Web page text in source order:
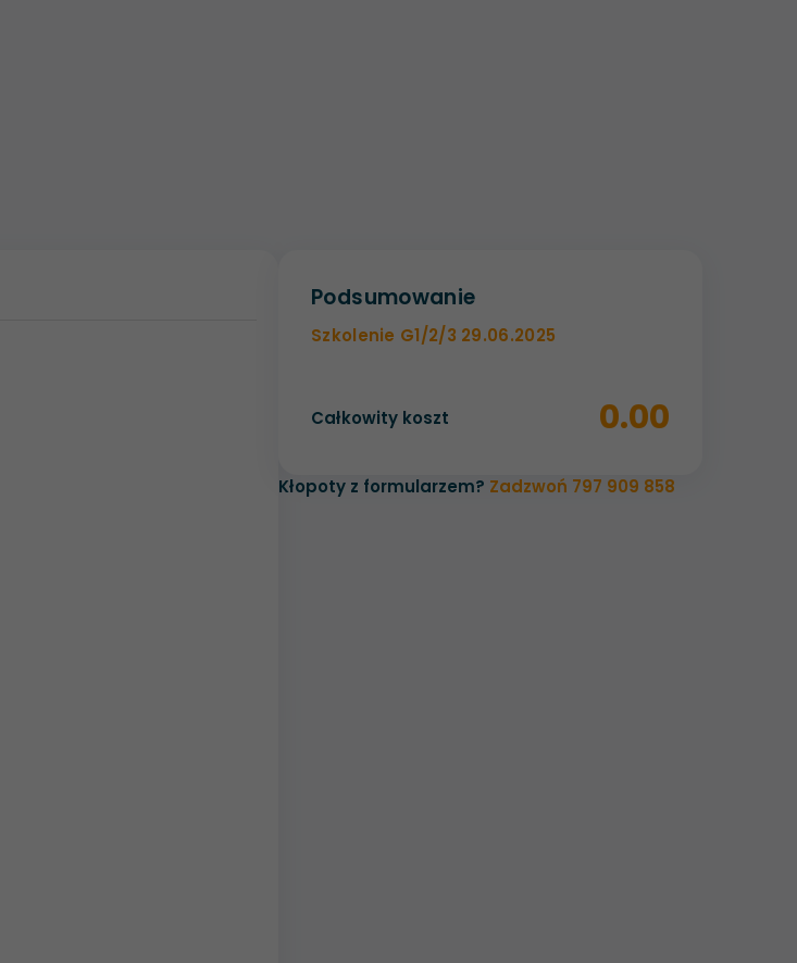
Podsumowanie
Szkolenie G1/2/3 29.06.2025
Całkowity koszt 0.00
Kłopoty z formularzem? Zadzwoń 797 909 858